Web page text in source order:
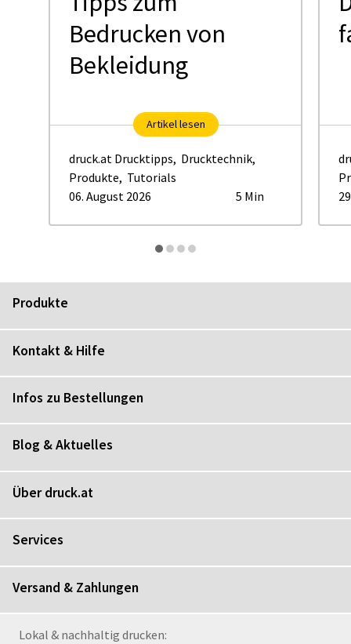
Bedrucken von
Bekleidung
Artikel lesen
druck.at Drucktipps, Drucktechnik,
Produkte, Tutorials
06. August 2026
5 Min
Produkte
Kontakt & Hilfe
Infos zu Bestellungen
Blog & Aktuelles
Über druck.at
Services
Versand & Zahlungen
Lokal & nachhaltig drucken: